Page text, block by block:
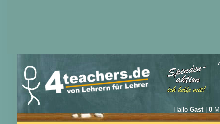
Hallo Gast| 0